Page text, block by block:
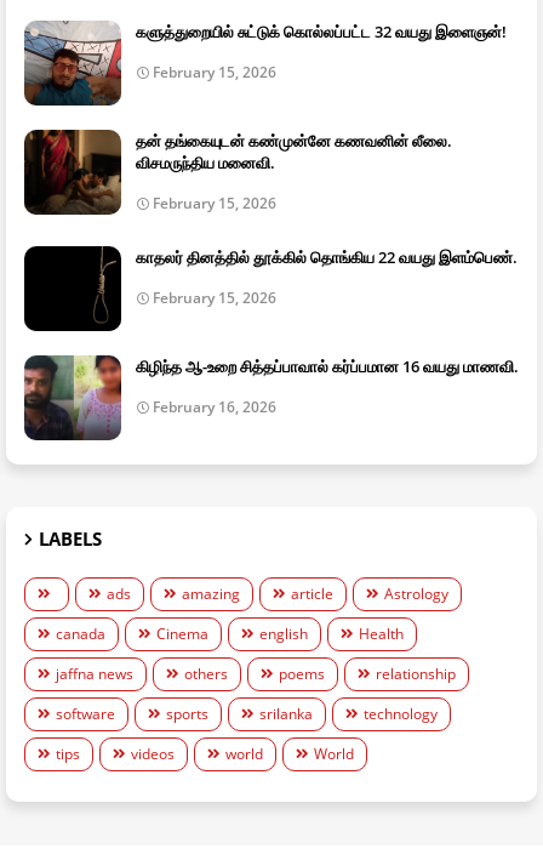
களுத்துறையில் சுட்டுக் கொல்லப்பட்ட 32 வயது இளைஞன்!
February 15, 2026
தன் தங்கையுடன் கண்முன்னே கணவனின் லீலை.
விசமருந்திய மனைவி.
February 15, 2026
காதலர் தினத்தில் தூக்கில் தொங்கிய 22 வயது இளம்பெண்.
February 15, 2026
கிழிந்த ஆ-உறை சித்தப்பாவால் கர்ப்பமான 16 வயது மாணவி.
February 16, 2026
LABELS
ads amazing article
Astrology
canada
Cinema english
Health
jaffna news
others poems
relationship
software
sports srilanka
technology
tips
videos world World